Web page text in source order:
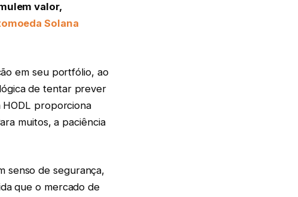
valor,
Solana
em seu portfólio, ao
de tentar prever
HODL proporciona
muitos, a paciência
senso de segurança,
que o mercado de